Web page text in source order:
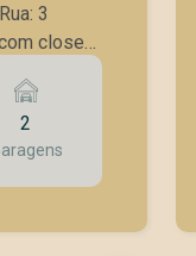
closet
vista
de
de
2